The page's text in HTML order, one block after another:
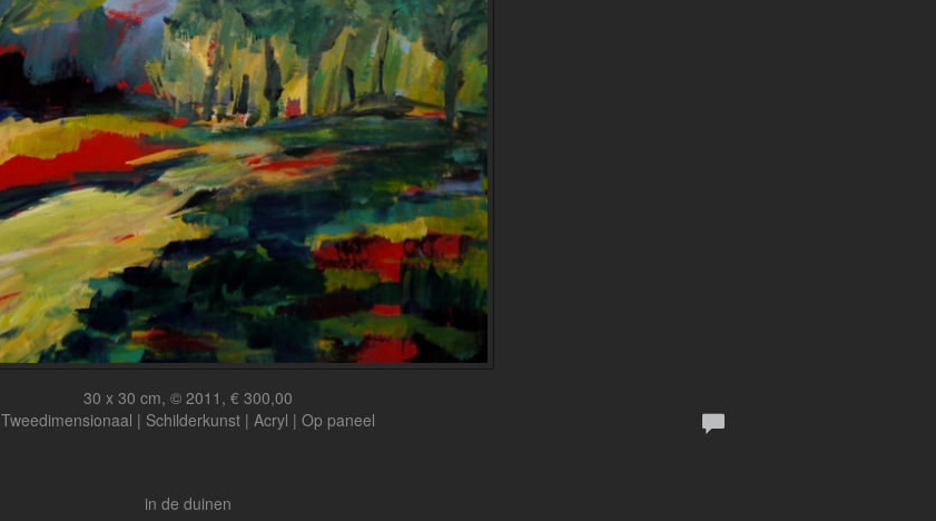
30 x 30 cm, © 2011, € 300,00
Tweedimensionaal | Schilderkunst | Acryl | Op paneel
in de duinen